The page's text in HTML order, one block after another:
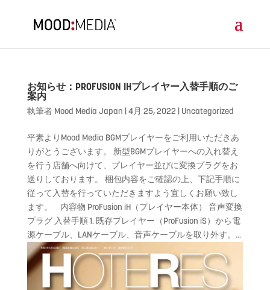
お知らせ：PROFUSION IHプレイヤー入替手順のご
案内
執筆者 Mood Media Japan |4月 25, 2022 | Uncategorized
平素よりMood Media BGMプレイヤーをご利用いただきあ
りがとうございます。 新型BGMプレイヤーへの入れ替え
を行う店舗へ向けて、プレイヤー並びに変換プラグをお
送りしております。 梱包内容をご確認の上、下記手順に
従って入替を行っていただきますよう宜しくお願い致し
ます。 内容物 ProFusion iH（プレイヤー本体） 音声変換
プラグ 入替手順 1. 既存プレイヤー（ProFusion iS）から電
源ケーブル、LANケーブル、音声ケーブルを取り外す。...